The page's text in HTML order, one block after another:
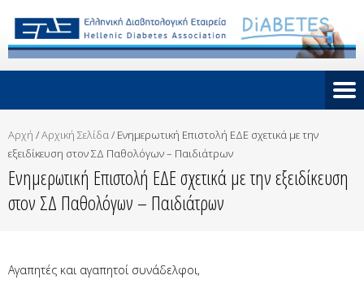
Αρχή /Αρχική Σελίδα/ Ενημερωτική Επιστολή ΕΔΕ σχετικά με την
εξειδίκευση στον ΣΔ Παθολόγων – Παιδιάτρων
Ενημερωτική Επιστολή ΕΔΕ σχετικά με την εξειδίκευση
στον ΣΔ Παθολόγων – Παιδιάτρων
Αγαπητές και αγαπητοί συνάδελφοι,